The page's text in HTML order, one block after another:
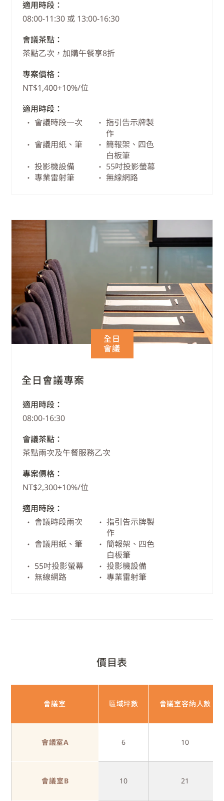
適用時段：
08:00-11:30 或 13:00-16:30
會議茶點：
茶點乙次，加購午餐享8折
專案價格：
NT$1,400+10%/位
適用時段：
會議時段一次
指引告示牌製
作
會議用紙、筆
簡報架、四色
白板筆
投影機設備
55吋投影螢幕
專業雷射筆
無線網路
全日
會議
全日會議專案
適用時段：
08:00-16:30
會議茶點：
茶點兩次及午餐服務乙次
專案價格：
NT$2,300+10%/位
適用時段：
會議時段兩次
指引告示牌製
作
會議用紙、筆
簡報架、四色
白板筆
55吋投影螢幕
投影機設備
無線網路
專業雷射筆
價目表
會議室 區域坪數 會議室容納人數
會議室A 6 10
會議室B 10 21